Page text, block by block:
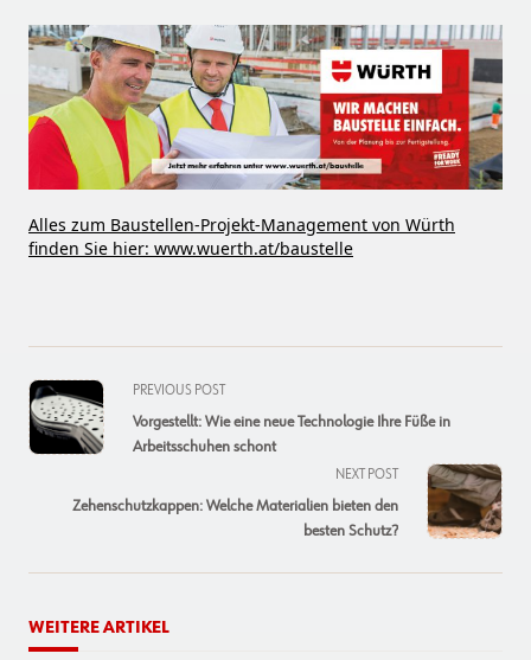
Alles zum Baustellen-Projekt-Management von Würth
finden Sie hier: www.wuerth.at/baustelle
<span
class="nav-
subtitle
reader-
PREVIOUS POST
Vorgestellt: Wie eine neue Technologie Ihre Füße in
Arbeitsschuhen schont
NEXT POST
Zehenschutzkappen: Welche Materialien bieten den
besten Schutz?
WEITERE ARTIKEL